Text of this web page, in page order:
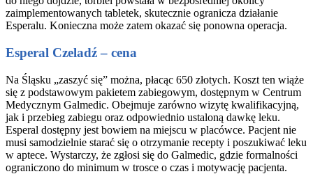
zaimplementowanych tabletek, skutecznie ogranicza działanie
Esperalu. Konieczna może zatem okazać się ponowna operacja.
Esperal Czeladź – cena
Na Śląsku „zaszyć się” można, płacąc 650 złotych. Koszt ten wiąże
się z podstawowym pakietem zabiegowym, dostępnym w Centrum
Medycznym Galmedic. Obejmuje zarówno wizytę kwalifikacyjną,
jak i przebieg zabiegu oraz odpowiednio ustaloną dawkę leku.
Esperal dostępny jest bowiem na miejscu w placówce. Pacjent nie
musi samodzielnie starać się o otrzymanie recepty i poszukiwać leku
w aptece. Wystarczy, że zgłosi się do Galmedic, gdzie formalności
ograniczono do minimum w trosce o czas i motywację pacjenta.